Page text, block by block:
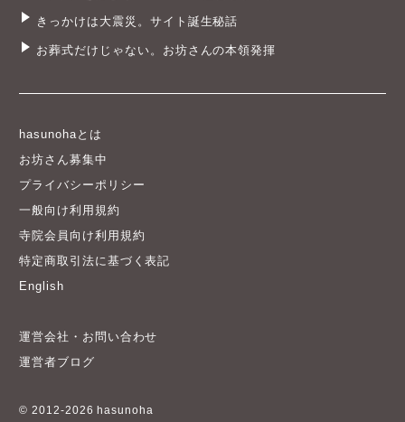
きっかけは大震災。サイト誕生秘話
お葬式だけじゃない。お坊さんの本領発揮
hasunohaとは
お坊さん募集中
プライバシーポリシー
一般向け利用規約
寺院会員向け利用規約
特定商取引法に基づく表記
English
運営会社・お問い合わせ
運営者ブログ
© 2012-2026 hasunoha